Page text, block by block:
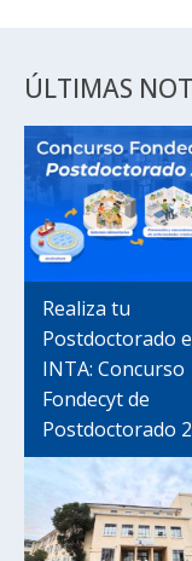
ÚLTIMAS
Realiza tu
Postdoctorado
INTA: Concurso
Fondecyt de
Postdoctorado